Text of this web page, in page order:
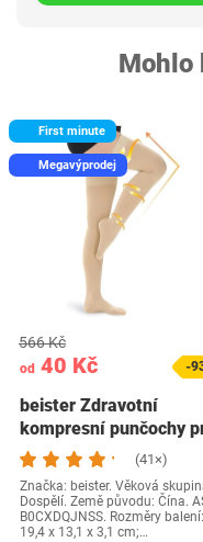
Mohlo
First minute
Megavýprodej
od 40 Kč
566 Kč
-
beister Zdravotní
kompresní punčochy
ženy Muži, 15-20…
(41×)
Značka: beister. Věková
Dospělí. Země původu: Čína.
B0CXDQJNSS. Rozměry balení:
19,4 x 13,1 x 3,1 cm;…